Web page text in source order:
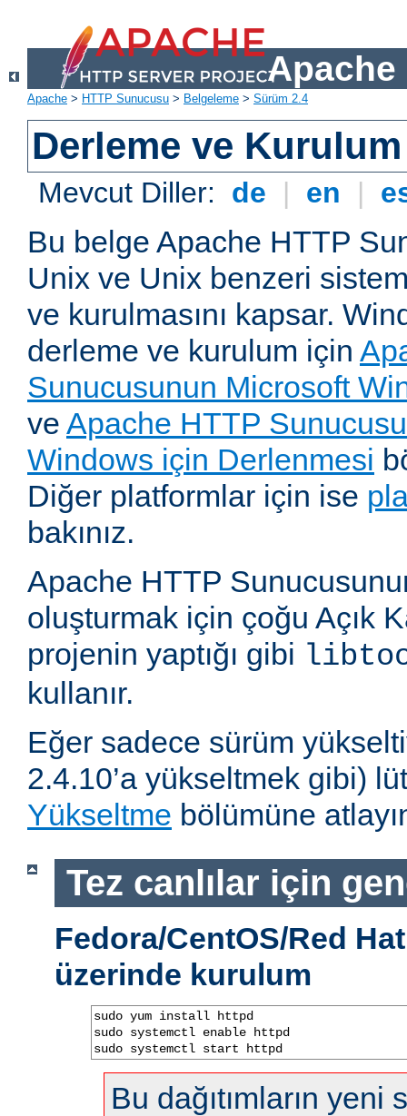
Apache
Apache > HTTP Sunucusu > Belgeleme > Sürüm 2.4
Derleme ve Kurulum
Mevcut Diller: de | en |
Bu belge Apache HTTP
Unix ve Unix benzeri
ve kurulmasını kapsar.
derleme ve kurulum için
Sunucusunun Microsoft
ve Apache HTTP
Windows için Derlenmesi
Diğer platformlar için ise
bakınız.
Apache HTTP
oluşturmak için çoğu Açık
projenin yaptığı gibi
kullanır.
Eğer sadece sürüm
2.4.10’a yükseltmek gibi)
Yükseltme bölümüne
Tez canlılar için
Fedora/CentOS/Red
üzerinde kurulum
sudo yum install httpd
sudo systemctl enable httpd
sudo systemctl start httpd
Bu dağıtımların